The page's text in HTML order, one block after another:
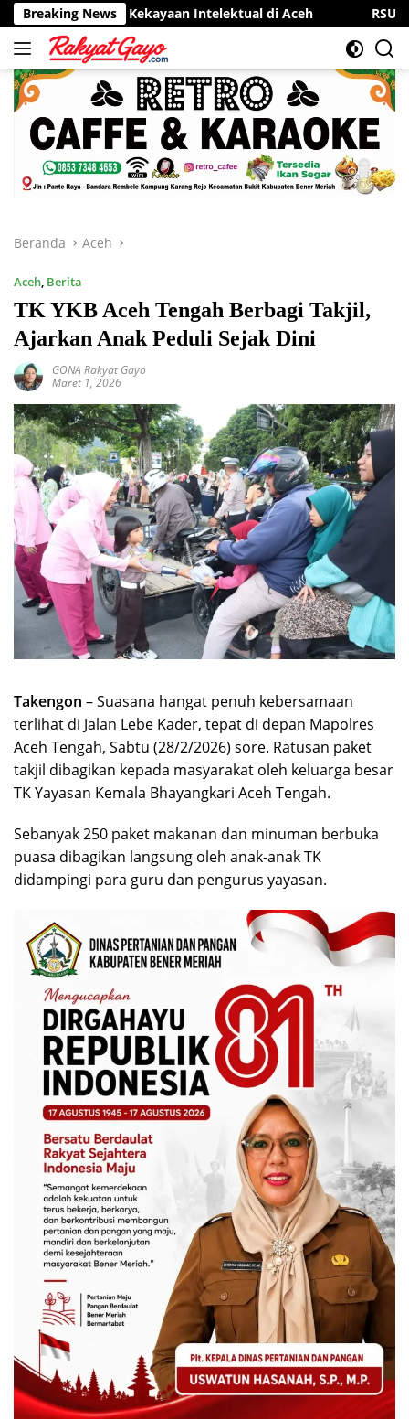
Langsung
ke
konten
Breaking News
Kekayaan Intelektual di Aceh RSUD Munyang Kute
Beranda Aceh
Aceh, Berita
TK YKB Aceh Tengah Berbagi Takjil,
Ajarkan Anak Peduli Sejak Dini
GONA Rakyat Gayo
Maret 1, 2026
Takengon – Suasana hangat penuh kebersamaan
terlihat di Jalan Lebe Kader, tepat di depan Mapolres
Aceh Tengah, Sabtu (28/2/2026) sore. Ratusan paket
takjil dibagikan kepada masyarakat oleh keluarga besar
TK Yayasan Kemala Bhayangkari Aceh Tengah.
Sebanyak 250 paket makanan dan minuman berbuka
puasa dibagikan langsung oleh anak-anak TK
didampingi para guru dan pengurus yayasan.